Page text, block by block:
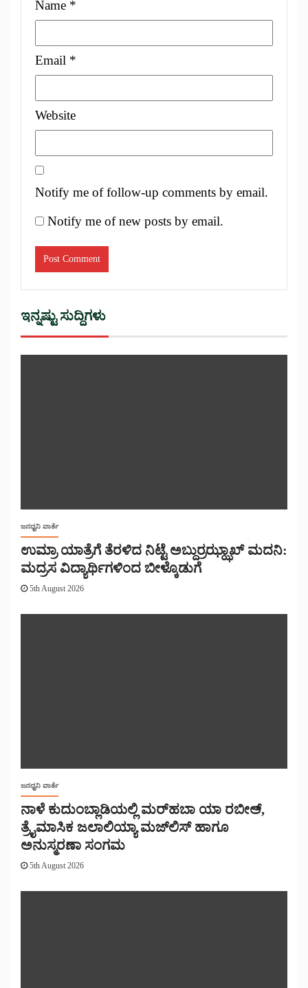
Name *
Email *
Website
Notify me of follow-up comments by email.
Notify me of new posts by email.
ಇನ್ನಷ್ಟು ಸುದ್ದಿಗಳು
ಜನಧ್ವನಿ ವಾರ್ತೆ
ಉಮ್ರಾ ಯಾತ್ರೆಗೆ ತೆರಳಿದ ನಿಟ್ಟೆ ಅಬ್ದುರ್ರಝ್ಝಾಖ್ ಮದನಿ:
ಮದ್ರಸ ವಿದ್ಯಾರ್ಥಿಗಳಿಂದ ಬೀಳ್ಕೊಡುಗೆ
5th August 2026
ಜನಧ್ವನಿ ವಾರ್ತೆ
ನಾಳೆ ಕುದುಂಬ್ಲಾಡಿಯಲ್ಲಿ ಮರ್‌‌ಹಬಾ ಯಾ ರಬೀಅ್,
ತ್ರೈಮಾಸಿಕ ಜಲಾಲಿಯ್ಯಾ ಮಜ್‌‌ಲಿಸ್‌‌ ಹಾಗೂ
ಅನುಸ್ಮರಣಾ ಸಂಗಮ
5th August 2026